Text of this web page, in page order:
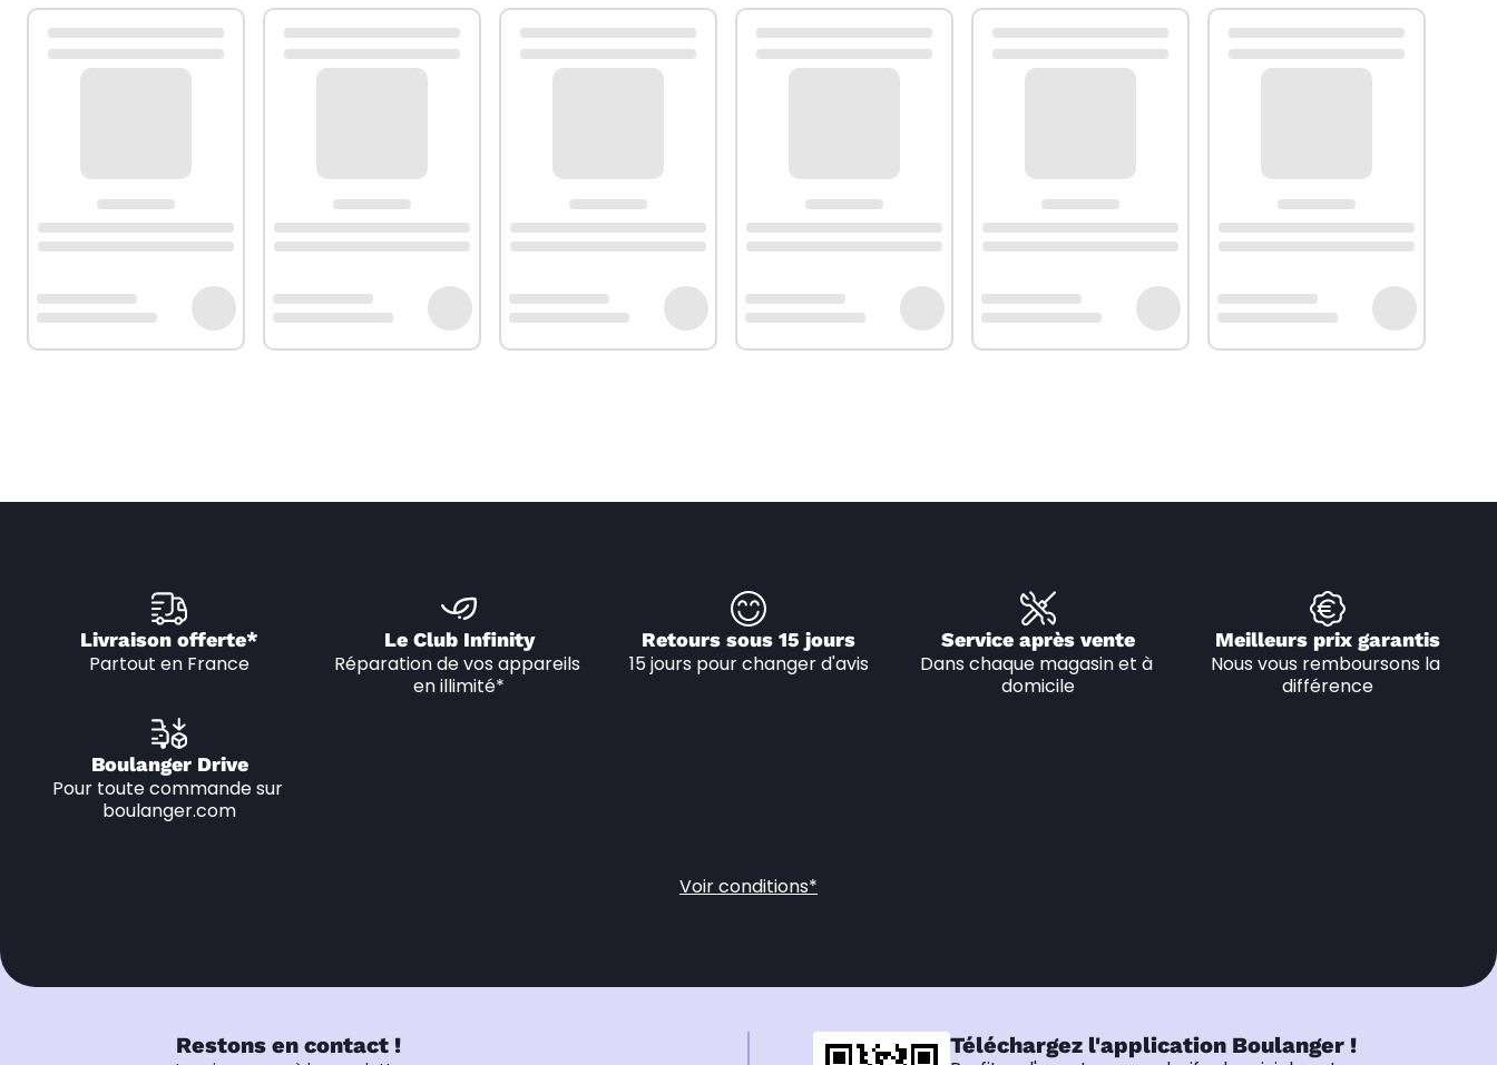
Livraison offerte*
Partout en France
Le Club Infinity
Réparation de vos appareils
en illimité*
Retours sous 15 jours
15 jours pour changer d'avis
Service après vente
Dans chaque magasin et à
domicile
Meilleurs prix garantis
Nous vous remboursons la
différence
Boulanger Drive
Pour toute commande sur
boulanger.com
Voir conditions*
Restons en contact ! Téléchargez l'application Boulanger !